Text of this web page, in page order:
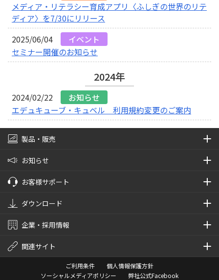
メディア・リテラシー育成アプリ〈ふしぎの世界のリテ
ディア〉を7/30にリリース
セミナー開催のお知らせ
2024年
エデュキューブ・キュベル 利用規約変更のご案内
製品・販売
製品情報
活用事例
資料請求
オンライン販売
製品の導入・研修
お知らせ
お知らせ一覧
お客様サポート
サポートページ
製品別FAQ
製品に関するお問い合わせ
導入や活用に関するお問い合わせ
ダウンロード
アップデートプログラム
素材・フリーウェア
企業・採用情報
ご挨拶
関連サイト
ご利用条件
個人情報保護方針
ソーシャルメディアポリシー
弊社公式Facebook